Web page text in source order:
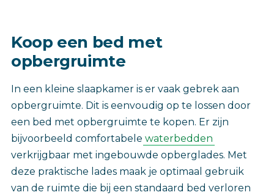
Koop een bed met
opbergruimte
In een kleine slaapkamer is er vaak gebrek aan
opbergruimte. Dit is eenvoudig op te lossen door
een bed met opbergruimte te kopen. Er zijn
bijvoorbeeld comfortabele waterbedden
verkrijgbaar met ingebouwde opberglades. Met
deze praktische lades maak je optimaal gebruik
van de ruimte die bij een standaard bed verloren